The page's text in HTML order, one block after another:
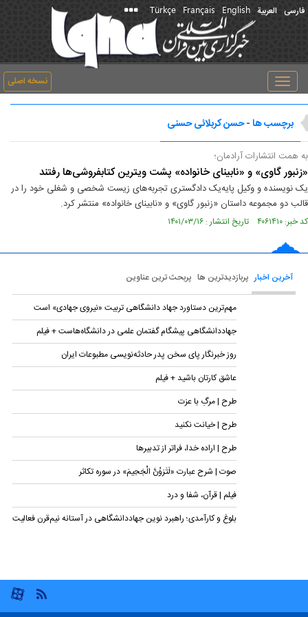
فارسی العربیة English
Français
Türkçe
نسخه اصلی
Toggle
navigation
برچسب ها - حسن کربلائی حسنی
به همت انتشارات آرادمان؛
«زنبور گاوی» و «نابینای خانواده» پشت ویترین کتابفروشی‌ها رفتند
یک نویسنده و وکیل پایه‌یک دادگستری تجربه‌های زیست شخصی و شغلی خود را در
قالب دو مجموعه داستان «زنبور گاوی» و «نابینای خانواده» منتشر کرد.
کد خبر: ۴۰۶۱۴۱۰ تاریخ انتشار : ۱۴۰۱/۰۳/۱۶
آخرین اخبار پربازدیدترین ها پربحث ترین عناوین
مهم‌ترین دستاورد جهاد دانشگاهی تربیت «نیروی جهادی» است
جهاددانشگاهی پیشگام گفتمان علمی در دانشگاه‌هاست + فیلم
روز خبرنگار پای سخن پدر حادثه‌نویسی مطبوعات ایران
عاشق کارتان باشید + فیلم
طرح | مرگِ با عزت
طرح | خیانت نکنید
طرح | اراده خدا، فراتر از تدبیرها
صوت | شرح عبارت «لَتَرَوُنَّ الْجَحِیمَ» در سوره تکاثر
فیلم | قرآن، شفا و درد
بلوغ و کارآمدی؛ راهبرد نوین جهاددانشگاهی در آستانه نیم‌قرن فعالیت